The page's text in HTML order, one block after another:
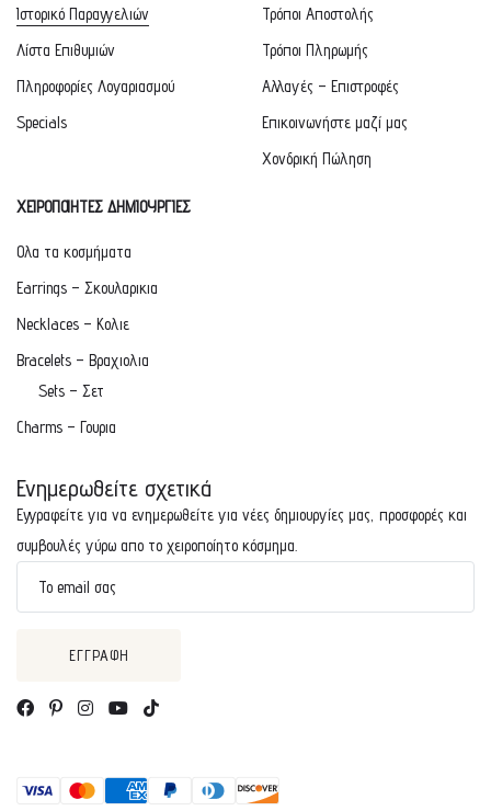
Ιστορικό Παραγγελιών
Λίστα Επιθυμιών
Πληροφορίες Λογαριασμού
Specials
Τρόποι Αποστολής
Τρόποι Πληρωμής
Αλλαγές – Επιστροφές
Επικοινωνήστε μαζί μας
Χονδρική Πώληση
ΧΕΙΡΟΠΟΙΗΤΕΣ ΔΗΜΙΟΥΡΓΙΕΣ
Ολα τα κοσμήματα
Earrings – Σκουλαρικια
Necklaces – Κολιε
Bracelets – Βραχιολια
Sets – Σετ
Charms – Γουρια
Ενημερωθείτε σχετικά
Εγγραφείτε για να ενημερωθείτε για νέες δημιουργίες μας, προσφορές και
συμβουλές γύρω απο το χειροποίητο κόσμημα.
Το email σας